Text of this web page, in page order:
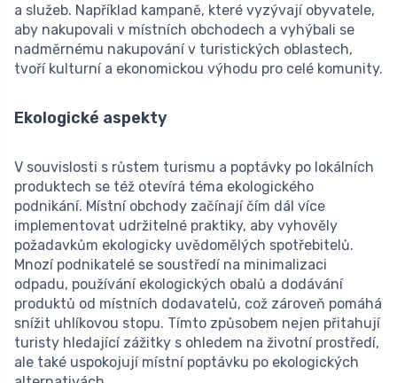
a služeb. Například kampaně, které vyzývají obyvatele,
aby nakupovali v místních obchodech a vyhýbali se
nadměrnému nakupování v turistických oblastech,
tvoří kulturní a ekonomickou výhodu pro celé komunity.
Ekologické aspekty
V souvislosti s růstem turismu a poptávky po lokálních
produktech se též otevírá téma ekologického
podnikání. Místní obchody začínají čím dál více
implementovat udržitelné praktiky, aby vyhověly
požadavkům ekologicky uvědomělých spotřebitelů.
Mnozí podnikatelé se soustředí na minimalizaci
odpadu, používání ekologických obalů a dodávání
produktů od místních dodavatelů, což zároveň pomáhá
snížit uhlíkovou stopu. Tímto způsobem nejen přitahují
turisty hledající zážitky s ohledem na životní prostředí,
ale také uspokojují místní poptávku po ekologických